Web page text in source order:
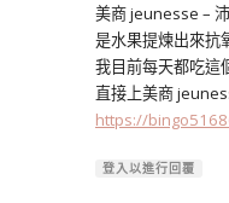
美商 jeunesse –
是水果提煉出來抗
我目前每天都吃這
直接上美商
https://
登入以進行回覆